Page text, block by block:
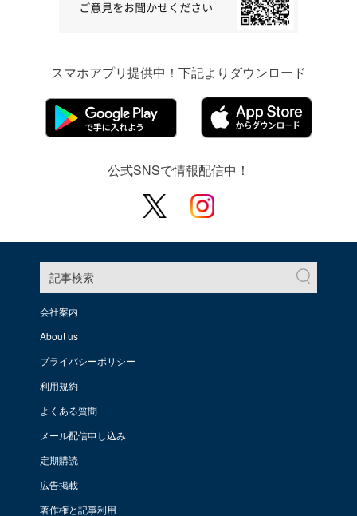
スマホアプリ提供中！下記よりダウンロード
公式SNSで情報配信中！
記事検索
会社案内
About us
プライバシーポリシー
利用規約
よくある質問
メール配信申し込み
定期購読
広告掲載
著作権と記事利用